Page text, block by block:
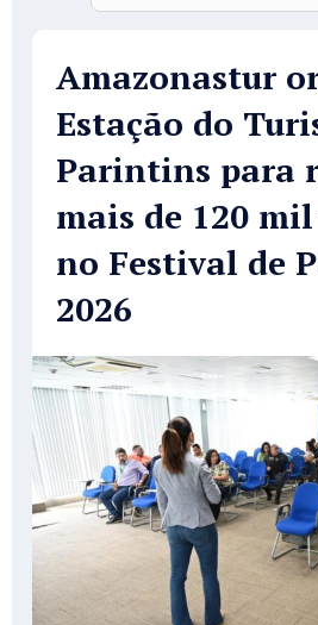
Amazonastur
Estação do
Parintins para
mais de 120
no Festival de
2026